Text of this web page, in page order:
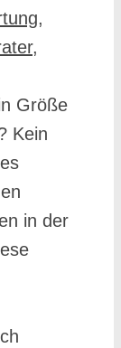
Größe
Kein
in der